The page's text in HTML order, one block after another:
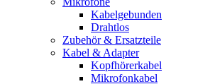
Kabelgebunden
Drahtlos
Zubehör & Ersatzteile
Kabel & Adapter
Kopfhörerkabel
Mikrofonkabel